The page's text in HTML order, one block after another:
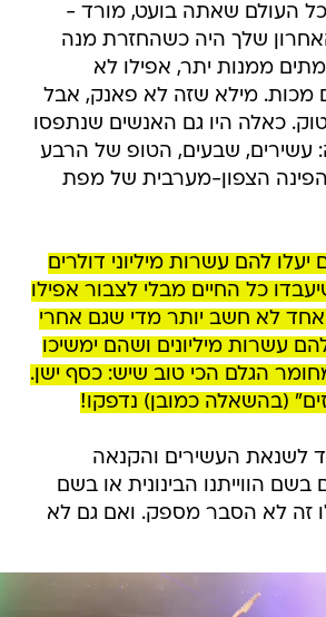
העולם שאתה בועט, מורד -
שלך היה כשהחזרת מנה
ממנות יתר, אפילו לא
מכות. מילא שזה לא פאנק, אבל
כאלה היו גם האנשים שנתפסו
שבעים, הטופ של הרבע
הצפון-מערבית של מפת
יעלו להם עשרות מיליוני דולרים
כל החיים מבלי לצבור אפילו
לא חשב יותר מדי שגם אחרי
עשרות מיליונים ושהם ימשיכו
הגלם הכי טוב שיש: כסף ישן.
(בהשאלה כמובן) נדפקו!
לשנאת העשירים והקנאה
בשם הווייתנו הבינונית או בשם
זה לא הסבר מספק. ואם גם לא